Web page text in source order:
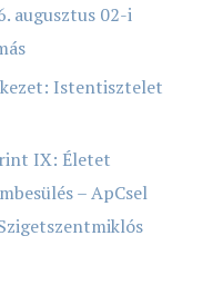
augusztus 02-i
Istentisztelet
IX: Életet
– ApCsel